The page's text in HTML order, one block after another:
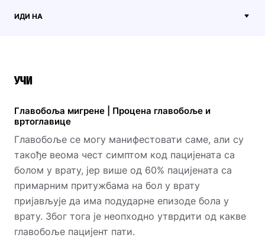
ИДИ НА
УЧИ
Главобоља мигрене | Процена главобоље и
вртоглавице
Главобоље се могу манифестовати саме, али су
такође веома чест симптом код пацијената са
болом у врату, јер више од 60% пацијената са
примарним притужбама на бол у врату
пријављује да има подударне епизоде ​​бола у
врату. Због тога је неопходно утврдити од какве
главобоље пацијент пати.